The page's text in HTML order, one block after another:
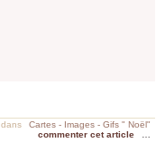
dans
Cartes - Images - Gifs " Noël"
commenter cet article